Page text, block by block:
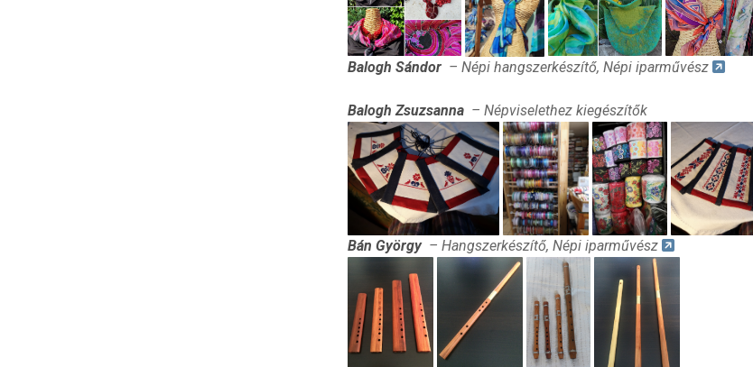
Balogh Sándor – Népi hangszerkészítő, Népi iparművész
Balogh Zsuzsanna – Népviselethez kiegészítők
Bán György – Hangszerkészítő, Népi iparművész